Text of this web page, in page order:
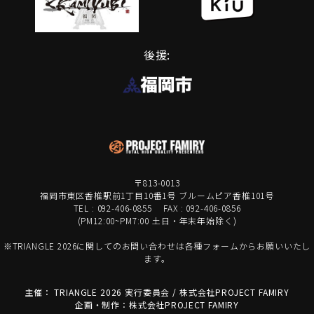
後援:
〒813-0013
福岡市東区香椎駅前1丁目10番1号 ブルームピア香椎101号
TEL : 092-406-0855 FAX : 092-406-0856
(PM12:00~PM7:00 土日・年末年始除く)
※TRIANGLE 2026に関してのお問い合わせは各種フォームからお願いいたし
ます。
主催： TRIANGLE 2026 実行委員会 / 株式会社PROJECT FAMIRY
企画・制作：株式会社PROJECT FAMIRY